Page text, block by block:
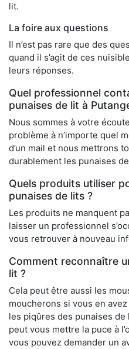
lit.
La foire aux questions
Il n’est pas rare que des
quand il s’agit de ces
leurs réponses.
Quel professionnel
punaises de lit à
Nous sommes à votre
problème à n’importe quel
d’un mail et nous mettrons
durablement les punaises
Quels produits utiliser
punaises de lits ?
Les produits ne manquent
laisser un professionnel
vous retrouver à nouveau
Comment reconnaître
lit ?
Cela peut être aussi les
moucherons si vous en
les piqûres des punaises
peut vous mettre la puce à
vous pouvez demander un